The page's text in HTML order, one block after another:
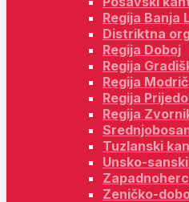
Regija Banja
Distriktna
Regija Doboj
Regija
Regija
Regija
Regija
Tuzlanski
Unsko-
Zeničko-